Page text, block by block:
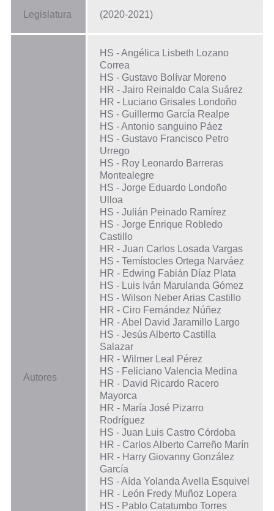
Legislatura (2020-2021)
Autores
HS - Angélica Lisbeth Lozano
Correa
HS - Gustavo Bolívar Moreno
HR - Jairo Reinaldo Cala Suárez
HR - Luciano Grisales Londoño
HS - Guillermo García Realpe
HS - Antonio sanguino Páez
HS - Gustavo Francisco Petro
Urrego
HS - Roy Leonardo Barreras
Montealegre
HS - Jorge Eduardo Londoño
Ulloa
HS - Julián Peinado Ramírez
HS - Jorge Enrique Robledo
Castillo
HR - Juan Carlos Losada Vargas
HS - Temístocles Ortega Narváez
HR - Edwing Fabián Díaz Plata
HS - Luis Iván Marulanda Gómez
HS - Wilson Neber Arias Castillo
HR - Ciro Fernández Núñez
HR - Abel David Jaramillo Largo
HS - Jesús Alberto Castilla
Salazar
HR - Wilmer Leal Pérez
HS - Feliciano Valencia Medina
HR - David Ricardo Racero
Mayorca
HR - María José Pizarro
Rodríguez
HS - Juan Luis Castro Córdoba
HR - Carlos Alberto Carreño Marín
HR - Harry Giovanny González
García
HS - Aída Yolanda Avella Esquivel
HR - León Fredy Muñoz Lopera
HS - Pablo Catatumbo Torres